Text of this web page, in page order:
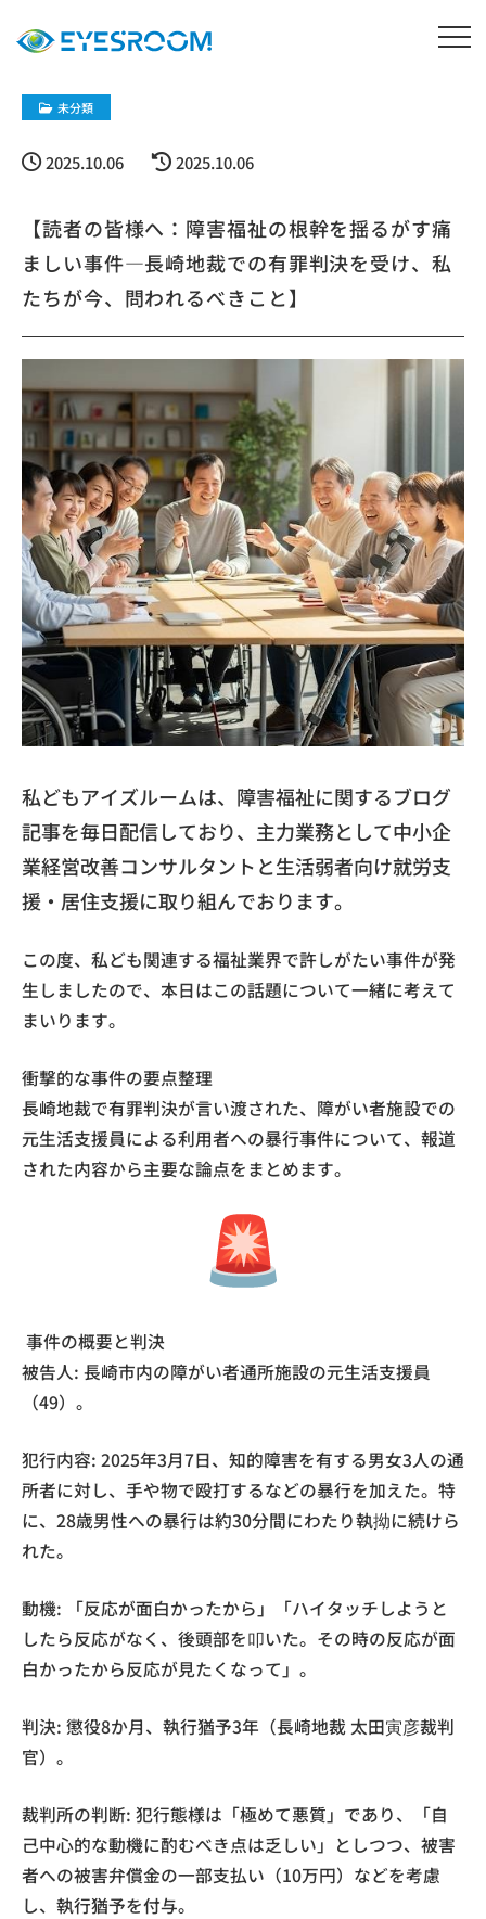
未分類
2025.10.06 2025.10.06
【読者の皆様へ：障害福祉の根幹を揺るがす痛
ましい事件―長崎地裁での有罪判決を受け、私
たちが今、問われるべきこと】
私どもアイズルームは、障害福祉に関するブログ
記事を毎日配信しており、主力業務として中小企
業経営改善コンサルタントと生活弱者向け就労支
援・居住支援に取り組んでおります。
この度、私ども関連する福祉業界で許しがたい事件が発
生しましたので、本日はこの話題について一緒に考えて
まいります。
衝撃的な事件の要点整理
長崎地裁で有罪判決が言い渡された、障がい者施設での
元生活支援員による利用者への暴行事件について、報道
された内容から主要な論点をまとめます。
事件の概要と判決
被告人: 長崎市内の障がい者通所施設の元生活支援員
（49）。
犯行内容: 2025年3月7日、知的障害を有する男女3人の通
所者に対し、手や物で殴打するなどの暴行を加えた。特
に、28歳男性への暴行は約30分間にわたり執拗に続けら
れた。
動機: 「反応が面白かったから」「ハイタッチしようと
したら反応がなく、後頭部を叩いた。その時の反応が面
白かったから反応が見たくなって」。
判決: 懲役8か月、執行猶予3年（長崎地裁 太田寅彦裁判
官）。
裁判所の判断: 犯行態様は「極めて悪質」であり、「自
己中心的な動機に酌むべき点は乏しい」としつつ、被害
者への被害弁償金の一部支払い（10万円）などを考慮
し、執行猶予を付与。